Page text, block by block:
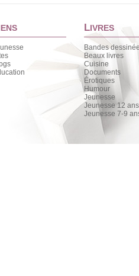
LIVRES
Bandes
Beaux livres
Cuisine
Documents
Érotiques
Humour
Jeunesse
Jeunesse 12
Jeunesse 7-9